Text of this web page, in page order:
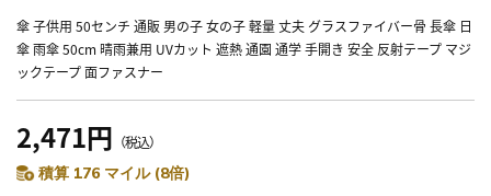
傘 子供用 50センチ 通販 男の子 女の子 軽量 丈夫 グラスファイバー骨 長傘 日
傘 雨傘 50cm 晴雨兼用 UVカット 遮熱 通園 通学 手開き 安全 反射テープ マジ
ックテープ 面ファスナー
2,471円 （税込）
積算 176 マイル (8倍)